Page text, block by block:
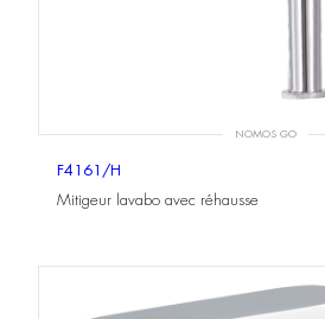
NOMOS GO
F4161/H
Mitigeur lavabo avec réhausse